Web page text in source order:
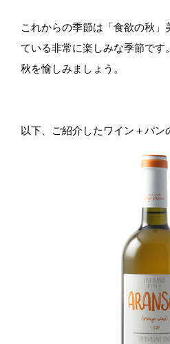
これからの季節は「食欲の秋」
ている非常に楽しみな季節です。
秋を愉しみましょう。
以下、ご紹介したワイン＋パン